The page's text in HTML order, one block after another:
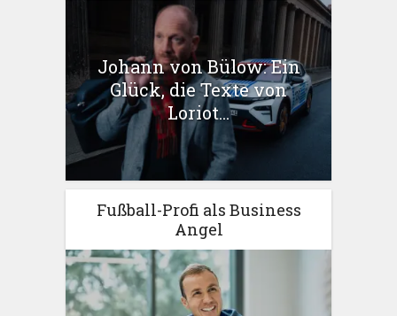
Johann von Bülow: Ein
Glück, die Texte von
Loriot...
Fußball-Profi als Business
Angel